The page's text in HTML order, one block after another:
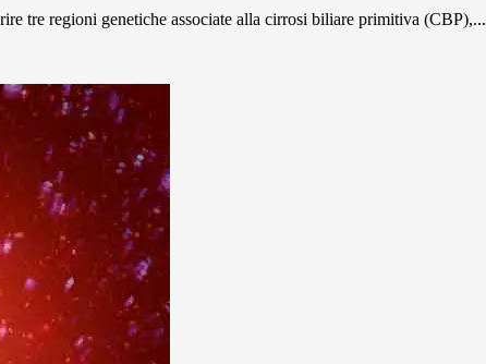
tre regioni genetiche associate alla cirrosi biliare primitiva (CBP),...